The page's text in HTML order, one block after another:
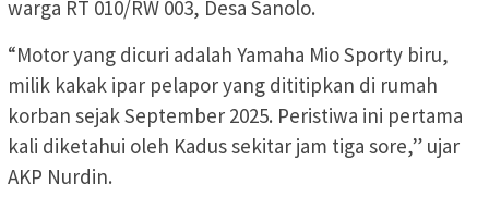
warga RT 010/RW 003, Desa Sanolo.
“Motor yang dicuri adalah Yamaha Mio Sporty biru,
milik kakak ipar pelapor yang dititipkan di rumah
korban sejak September 2025. Peristiwa ini pertama
kali diketahui oleh Kadus sekitar jam tiga sore,” ujar
AKP Nurdin.